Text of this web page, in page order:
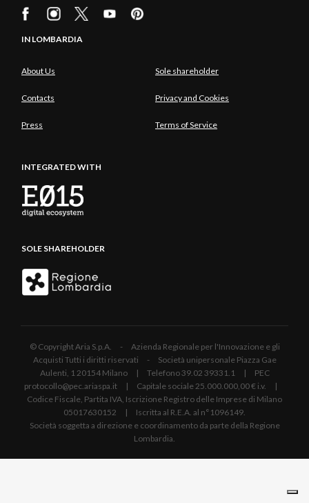
IN LOMBARDIA
About Us Sole shareholder
Contacts Privacy and Cookies
Press Terms of Service
INTEGRATED WITH
SOLE SHAREHOLDER
© Copyright Aria S.p.A. - Azienda Regionale per l'Innovazione e gli
Acquisti Tutti i diritti riservati - Società unipersonale Piazza Gae
Aulenti, 1 20154 Milano | Telefono 39.02 39331.1 | PEC
protocollo@pec.ariaspa.it | Capitale sociale 25.000.000,00 € i.v. |
Codice Fiscale, Partita IVA, Iscrizione Registro delle Imprese di Milano
05017630152 | Iscritta al R.E.A. al n°1096149.
Società soggetta a direzione e coordinamento da parte della Regione
Lombardia.